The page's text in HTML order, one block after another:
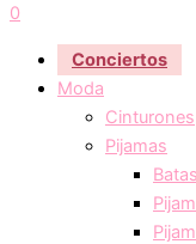
0
Conciertos
Moda
Cinturones
Pijamas
Batas